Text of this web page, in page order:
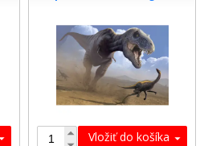
Vložiť do košíka